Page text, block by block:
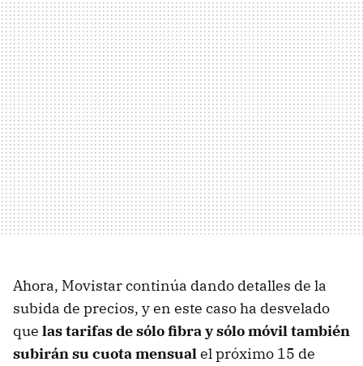
Ahora, Movistar continúa dando detalles de la
subida de precios, y en este caso ha desvelado
que las tarifas de sólo fibra y sólo móvil también
subirán su cuota mensualel próximo 15 de